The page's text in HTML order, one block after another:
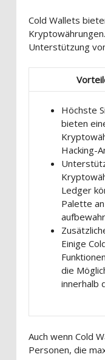
Cold Wallets
Unterstützung
Höchste
bieten
Hacking-
Ledger
Palette
Einige
die
innerhalb
Auch wenn Cold
Personen, die